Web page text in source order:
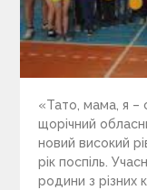
«Тато, мама, я –
щорічний
новий високий
рік поспіль.
родини з різних